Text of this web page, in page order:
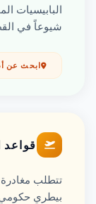
شيوعاً في
ابحث عن
قواعد
تتطلب